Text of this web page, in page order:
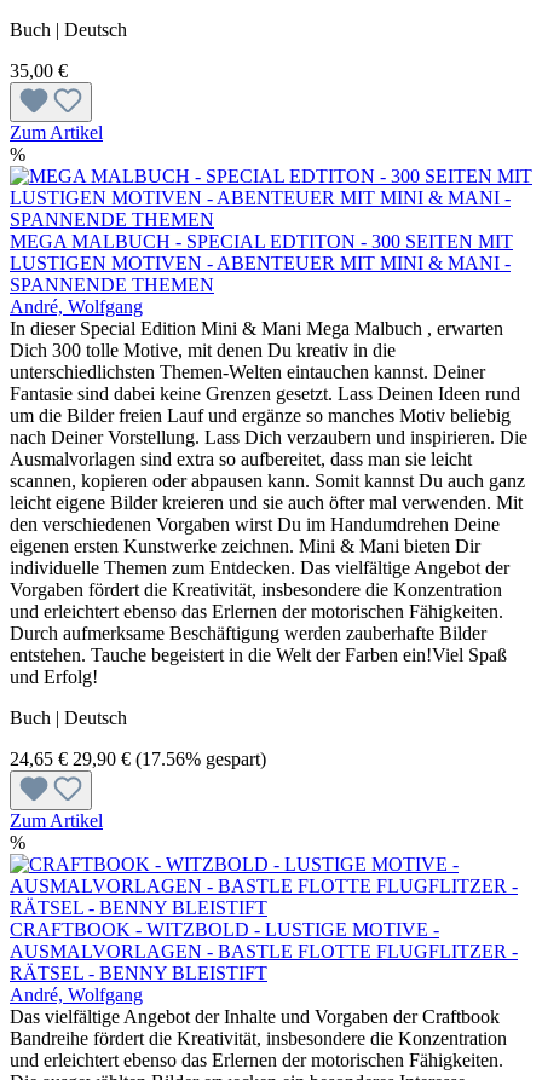
Buch | Deutsch
35,00 €
Zum Artikel
%
MEGA MALBUCH - SPECIAL EDTITON - 300 SEITEN MIT
LUSTIGEN MOTIVEN - ABENTEUER MIT MINI & MANI -
SPANNENDE THEMEN
André, Wolfgang
In dieser Special Edition Mini & Mani Mega Malbuch , erwarten
Dich 300 tolle Motive, mit denen Du kreativ in die
unterschiedlichsten Themen-Welten eintauchen kannst. Deiner
Fantasie sind dabei keine Grenzen gesetzt. Lass Deinen Ideen rund
um die Bilder freien Lauf und ergänze so manches Motiv beliebig
nach Deiner Vorstellung. Lass Dich verzaubern und inspirieren. Die
Ausmalvorlagen sind extra so aufbereitet, dass man sie leicht
scannen, kopieren oder abpausen kann. Somit kannst Du auch ganz
leicht eigene Bilder kreieren und sie auch öfter mal verwenden. Mit
den verschiedenen Vorgaben wirst Du im Handumdrehen Deine
eigenen ersten Kunstwerke zeichnen. Mini & Mani bieten Dir
individuelle Themen zum Entdecken. Das vielfältige Angebot der
Vorgaben fördert die Kreativität, insbesondere die Konzentration
und erleichtert ebenso das Erlernen der motorischen Fähigkeiten.
Durch aufmerksame Beschäftigung werden zauberhafte Bilder
entstehen. Tauche begeistert in die Welt der Farben ein!Viel Spaß
und Erfolg!
Buch | Deutsch
24,65 € 29,90 € (17.56% gespart)
Zum Artikel
%
CRAFTBOOK - WITZBOLD - LUSTIGE MOTIVE -
AUSMALVORLAGEN - BASTLE FLOTTE FLUGFLITZER -
RÄTSEL - BENNY BLEISTIFT
André, Wolfgang
Das vielfältige Angebot der Inhalte und Vorgaben der Craftbook
Bandreihe fördert die Kreativität, insbesondere die Konzentration
und erleichtert ebenso das Erlernen der motorischen Fähigkeiten.